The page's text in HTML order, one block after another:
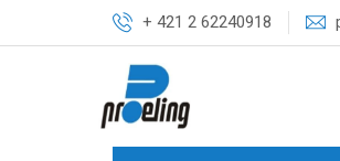
+ 421 2 62240918